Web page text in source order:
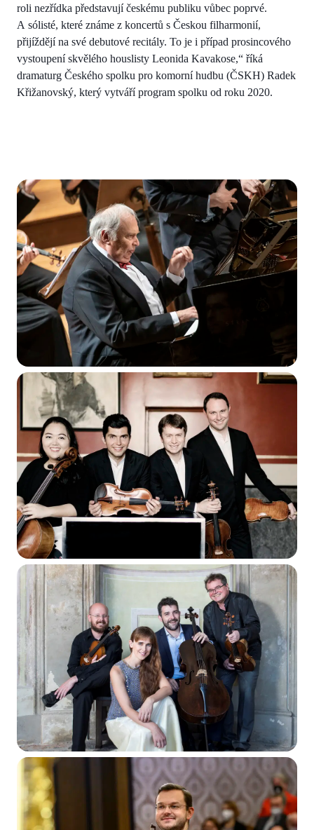
roli nezřídka představují českému publiku vůbec poprvé.
A sólisté, které známe z koncertů s Českou filharmonií,
přijíždějí na své debutové recitály. To je i případ prosincového
vystoupení skvělého houslisty Leonida Kavakose,“ říká
dramaturg Českého spolku pro komorní hudbu (ČSKH) Radek
Křižanovský, který vytváří program spolku od roku 2020.